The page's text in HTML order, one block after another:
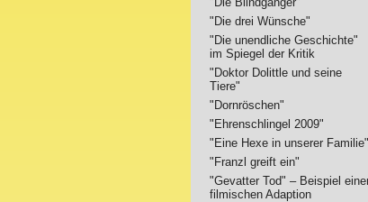
"Die drei Wünsche"
"Die unendliche Geschichte"
im Spiegel der Kritik
"Doktor Dolittle und seine
Tiere"
"Dornröschen"
"Ehrenschlingel 2009"
"Eine Hexe in unserer Familie"
"Franzl greift ein"
"Gevatter Tod" – Beispiel
filmischen Adaption